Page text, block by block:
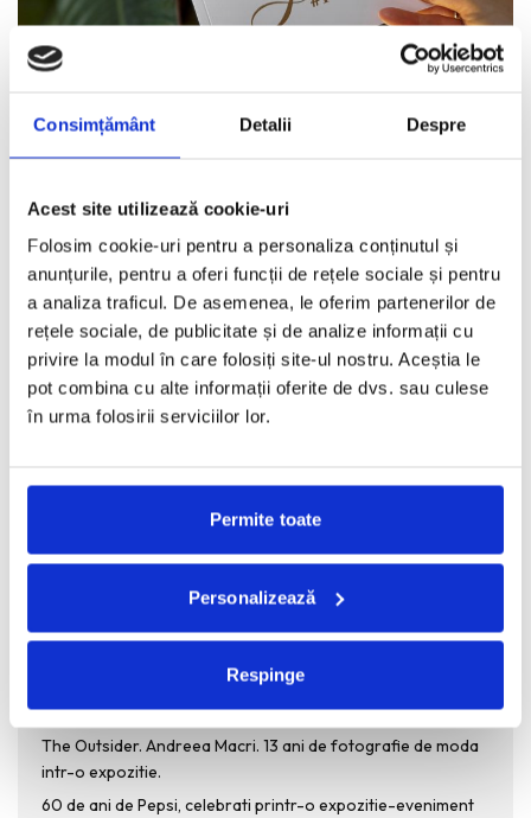
Consimțământ Detalii Despre
Acest site utilizează cookie-uri
Folosim cookie-uri pentru a personaliza conținutul și
anunțurile, pentru a oferi funcții de rețele sociale și pentru
a analiza traficul. De asemenea, le oferim partenerilor de
rețele sociale, de publicitate și de analize informații cu
privire la modul în care folosiți site-ul nostru. Aceștia le
pot combina cu alte informații oferite de dvs. sau culese
în urma folosirii serviciilor lor.
Permite toate
Personalizează
Respinge
printese
VICKI NICOLA · AUGUST 2, 2025
„The Kelly Bag” este acum o prezenta aproape inflationista in
Iris Apfel. Un icon (nu chiar) din intamplare.
NOIEMBRIE 16, 2018
Ochelari de vedere, cu rame mari, rotunde, cel mai adesea, negre,
KAWS: Art & Comix la Albertina Modern – cand benzile
desenate intra in muzeu
The Outsider. Andreea Macri. 13 ani de fotografie de moda
intr-o expozitie.
60 de ani de Pepsi, celebrati printr-o expozitie-eveniment